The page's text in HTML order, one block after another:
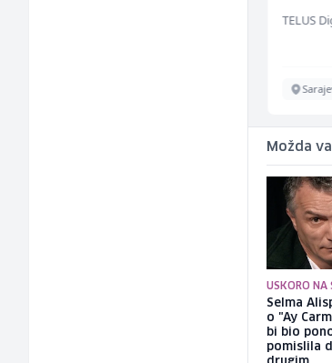
TELUS
Možda
USKORO NA
Selma
o "Ay
bi bio
pomislila